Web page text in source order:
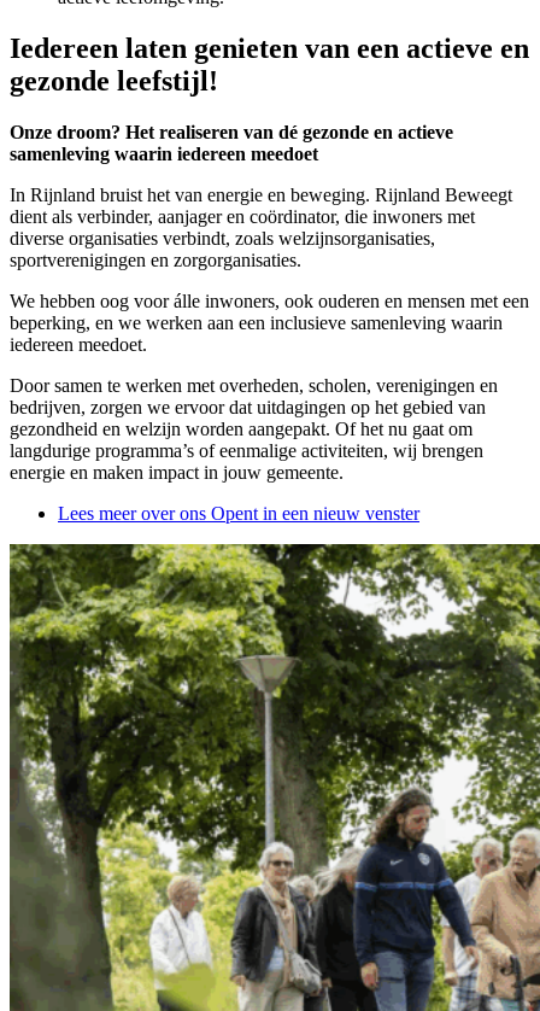
Iedereen laten genieten van een actieve en
gezonde leefstijl!
Onze droom? Het realiseren van dé gezonde en actieve
samenleving waarin iedereen meedoet
In Rijnland bruist het van energie en beweging. Rijnland Beweegt
dient als verbinder, aanjager en coördinator, die inwoners met
diverse organisaties verbindt, zoals welzijnsorganisaties,
sportverenigingen en zorgorganisaties.
We hebben oog voor álle inwoners, ook ouderen en mensen met een
beperking, en we werken aan een inclusieve samenleving waarin
iedereen meedoet.
Door samen te werken met overheden, scholen, verenigingen en
bedrijven, zorgen we ervoor dat uitdagingen op het gebied van
gezondheid en welzijn worden aangepakt. Of het nu gaat om
langdurige programma’s of eenmalige activiteiten, wij brengen
energie en maken impact in jouw gemeente.
Lees meer over ons Opent in een nieuw venster